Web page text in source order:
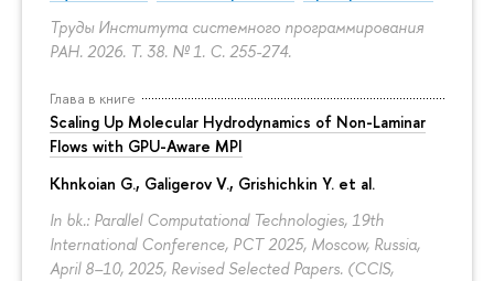
Труды Института системного программирования
РАН. 2026. Т. 38. № 1. С. 255-274.
Глава в книге
Scaling Up Molecular Hydrodynamics of Non-Laminar
Flows with GPU-Aware MPI
Khnkoian G., Galigerov V., Grishichkin Y. et al.
In bk.: Parallel Computational Technologies, 19th
International Conference, PCT 2025, Moscow, Russia,
April 8–10, 2025, Revised Selected Papers. (CCIS,